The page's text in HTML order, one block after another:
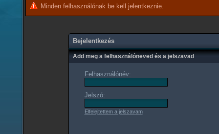
Minden felhasználónak be kell jelentkeznie.
Bejelentkezés
Add meg a felhasználóneved és a jelszavad
Felhasználónév:
Jelszó:
Elfelejtettem a jelszavam